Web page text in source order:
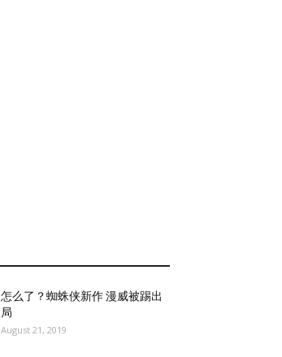
怎么了？蜘蛛侠新作 漫威被踢出
局
August 21, 2019